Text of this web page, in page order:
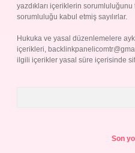
yazdıkları içeriklerin
sorumluluğu kabul etmiş sayılırlar.
Hukuka ve yasal düzenlemelere
içerikleri,
ilgili içerikler yasal süre içerisinde
Son